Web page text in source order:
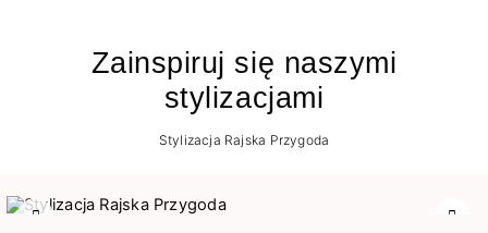
Zainspiruj się naszymi
stylizacjami
Stylizacja Rajska Przygoda